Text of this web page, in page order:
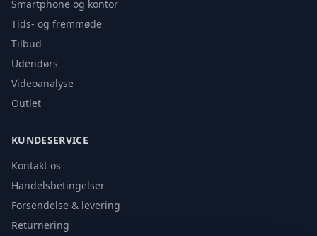
Smartphone og kontor
Tids- og fremmøde
Tilbud
Udendørs
Videoanalyse
Outlet
KUNDESERVICE
Kontakt os
Handelsbetingelser
Forsendelse & levering
Returnering